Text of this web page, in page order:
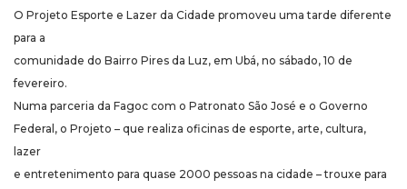
O Projeto Esporte e Lazer da Cidade promoveu uma tarde diferente
para a
comunidade do Bairro Pires da Luz, em Ubá, no sábado, 10 de
fevereiro.
Numa parceria da Fagoc com o Patronato São José e o Governo
Federal, o Projeto – que realiza oficinas de esporte, arte, cultura,
lazer
e entretenimento para quase 2000 pessoas na cidade – trouxe para